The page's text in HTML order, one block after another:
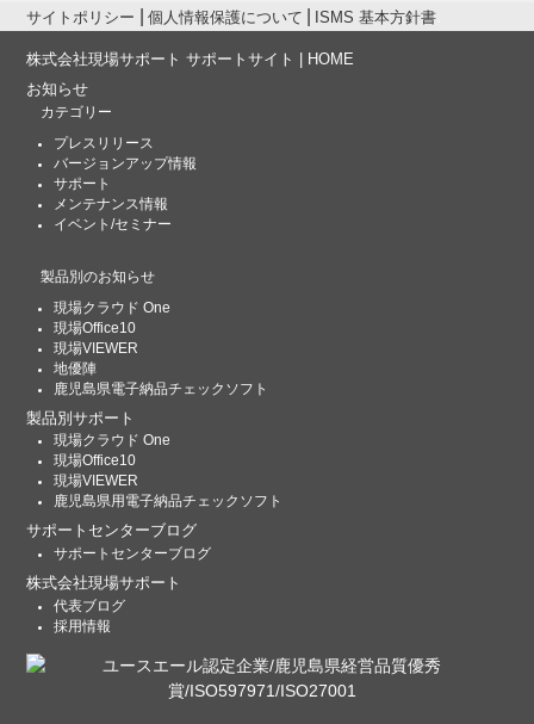
サイトポリシー 個人情報保護について ISMS 基本方針書
株式会社現場サポート サポートサイト | HOME
お知らせ
カテゴリー
プレスリリース
バージョンアップ情報
サポート
メンテナンス情報
イベント/セミナー
製品別のお知らせ
現場クラウド One
現場Office10
現場VIEWER
地優陣
鹿児島県電子納品チェックソフト
製品別サポート
現場クラウド One
現場Office10
現場VIEWER
鹿児島県用電子納品チェックソフト
サポートセンターブログ
サポートセンターブログ
株式会社現場サポート
代表ブログ
採用情報